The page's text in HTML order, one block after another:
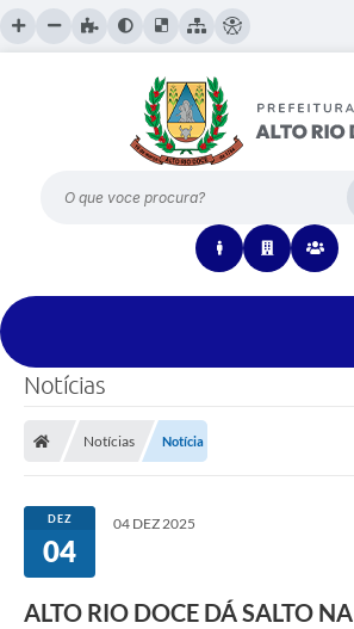
O que voce procura?
Notícias
Notícias Notícia
DEZ
04
04 DEZ 2025
ALTO RIO DOCE DÁ SALTO NA